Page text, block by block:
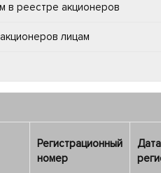
в реестре акционеров
лицам
Регистрационный
номер
Дата